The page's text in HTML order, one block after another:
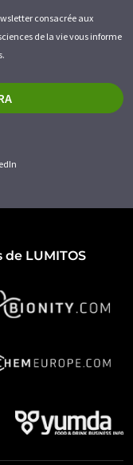
consacrée aux
de la vie vous informe
LUMITOS